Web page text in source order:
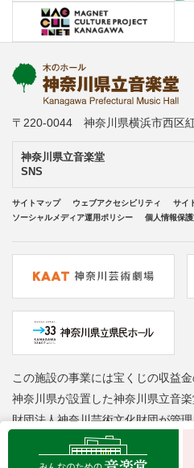
〒220-0044 神奈川県横浜市西区
神奈川県立音楽堂
SNS
サイトマップ ウェブアクセシビリティ
サイ
ソーシャルメディア運用ポリシー
個人情報保
この施設の事業には宝くじの収益
神奈川県が設置した神奈川県立音
財団法人神奈川芸術文化財団が管
Copyright © Kanagawa Arts